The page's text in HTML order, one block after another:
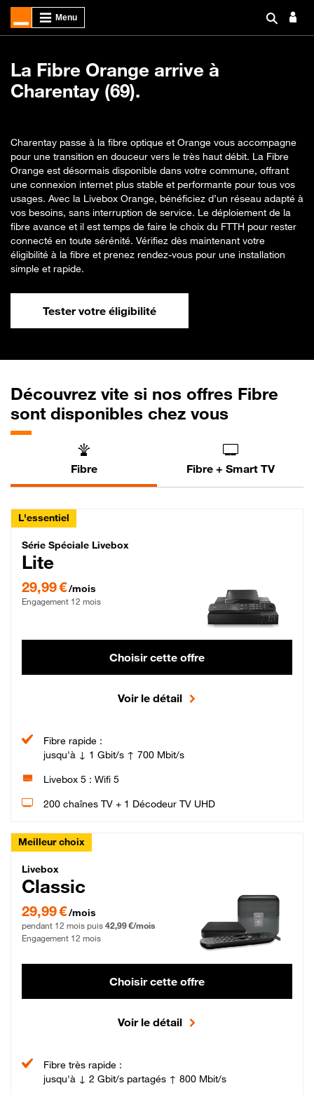
La Fibre Orange arrive à
Charentay (69).
Charentay passe à la fibre optique et Orange vous accompagne
pour une transition en douceur vers le très haut débit. La Fibre
Orange est désormais disponible dans votre commune, offrant
une connexion internet plus stable et performante pour tous vos
usages. Avec la Livebox Orange, bénéficiez d’un réseau adapté à
vos besoins, sans interruption de service. Le déploiement de la
fibre avance et il est temps de faire le choix du FTTH pour rester
connecté en toute sérénité. Vérifiez dès maintenant votre
éligibilité à la fibre et prenez rendez-vous pour une installation
simple et rapide.
Tester votre éligibilité
Découvrez vite si nos offres Fibre
sont disponibles chez vous
Fibre Fibre + Smart TV
L'essentiel
Série Spéciale Livebox Lite Fibre
Série Spéciale Livebox
Lite
29,99 €/mois
Engagement 12 mois
Choisir cette offre
Voir le détail
Fibre rapide :
jusqu'à ↓ 1 Gbit/s ↑ 700 Mbit/s
Livebox 5 : Wifi 5
200 chaînes TV + 1 Décodeur TV UHD
Meilleur choix
Livebox Classic Fibre
Livebox
Classic
29,99 € par mois pendant 12 mois puis 42,99 € par mois, Engagement 12 mois
29,99 €/mois
pendant 12 mois puis 42,99 €/mois
Engagement 12 mois
Choisir cette offre
Voir le détail
Fibre très rapide :
jusqu'à ↓ 2 Gbit/s partagés ↑ 800 Mbit/s